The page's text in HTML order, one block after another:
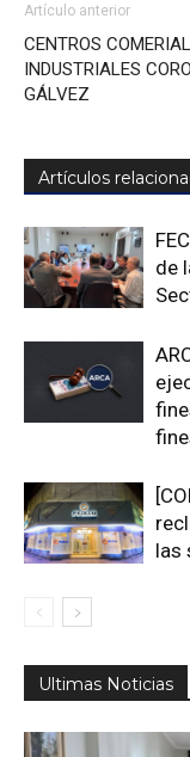
Artículo anterior
CENTROS
INDUSTRIALES
GÁLVEZ
Artículos
de
las
Ultimas Noticias